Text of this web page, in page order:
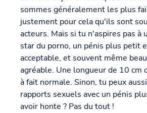
sommes généralement les plus
justement pour cela qu'ils sont
acteurs. Mais si tu n'aspires pas à
star du porno, un pénis plus petit
acceptable, et souvent même
agréable. Une longueur de 10 cm
à fait normale. Sinon, tu peux
rapports sexuels avec un pénis
avoir honte ? Pas du tout !